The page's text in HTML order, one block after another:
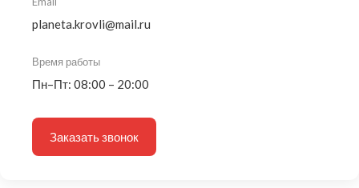
planeta.krovli@mail.ru
Время работы
Пн–Пт: 08:00 – 20:00
Заказать звонок